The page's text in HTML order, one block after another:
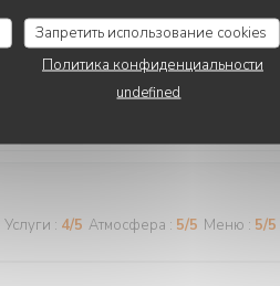
Запретить использование cookies
Политика конфиденциальности
undefined
Услуги:5/5 Атмосфера:5/5 Меню:5/5
Услуги : 4/5 Атмосфера : 5/5 Меню : 5/5
CHEZ GRAND-MÈRE